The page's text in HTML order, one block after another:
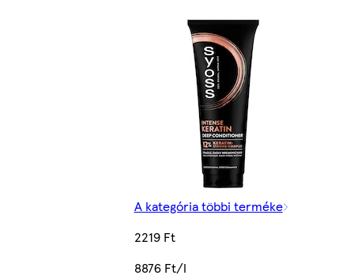
A kategória többi terméke
2219 Ft
8876 Ft/l